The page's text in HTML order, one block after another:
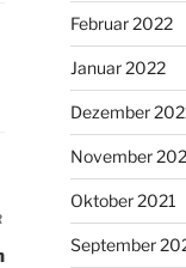
Nächster
Beitrag
Februar 2022
Januar 2022
Dezember
November
Oktober 2021
September